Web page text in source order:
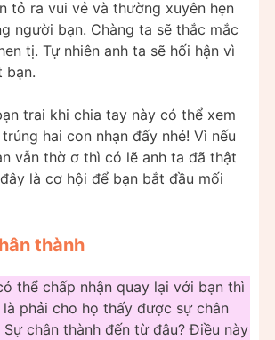
tỏ ra vui vẻ và thường xuyên hẹn
người bạn. Chàng ta sẽ thắc mắc
tị. Tự nhiên anh ta sẽ hối hận vì
bạn.
trai khi chia tay này có thể xem
hai con nhạn đấy nhé! Vì nếu
vẫn thờ ơ thì có lẽ anh ta đã thật
là cơ hội để bạn bắt đầu mối
thành
thể chấp nhận quay lại với bạn thì
phải cho họ thấy được sự chân
Sự chân thành đến từ đâu? Điều này